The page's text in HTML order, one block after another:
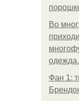
Во
одежда.
Фан 1: